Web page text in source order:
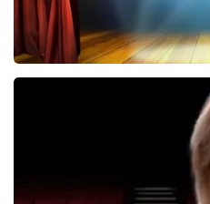
reviews